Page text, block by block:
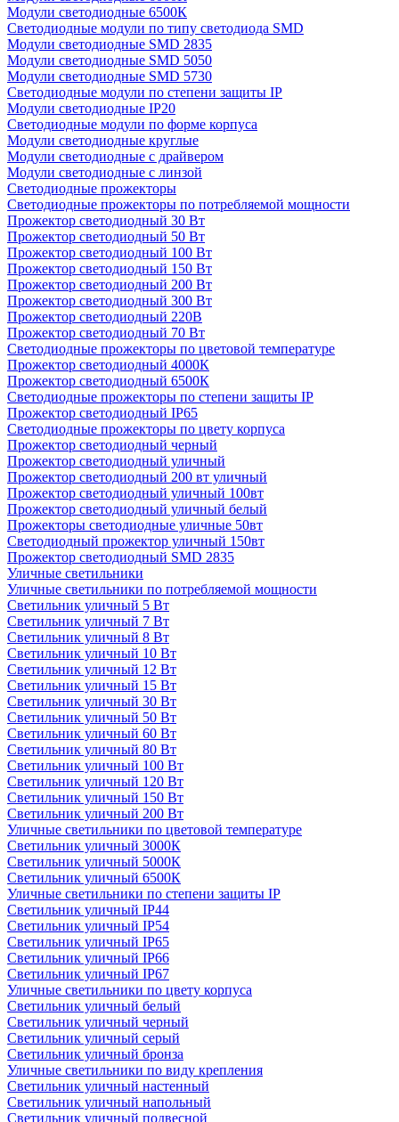
Модули светодиодные 6500К
Светодиодные модули по типу светодиода SMD
Модули светодиодные SMD 2835
Модули светодиодные SMD 5050
Модули светодиодные SMD 5730
Светодиодные модули по степени защиты IP
Модули светодиодные IP20
Светодиодные модули по форме корпуса
Модули светодиодные круглые
Модули светодиодные с драйвером
Модули светодиодные с линзой
Светодиодные прожекторы
Светодиодные прожекторы по потребляемой мощности
Прожектор светодиодный 30 Вт
Прожектор светодиодный 50 Вт
Прожектор светодиодный 100 Вт
Прожектор светодиодный 150 Вт
Прожектор светодиодный 200 Вт
Прожектор светодиодный 300 Вт
Прожектор светодиодный 220В
Прожектор светодиодный 70 Вт
Светодиодные прожекторы по цветовой температуре
Прожектор светодиодный 4000К
Прожектор светодиодный 6500К
Светодиодные прожекторы по степени защиты IP
Прожектор светодиодный IP65
Светодиодные прожекторы по цвету корпуса
Прожектор светодиодный черный
Прожектор светодиодный уличный
Прожектор светодиодный 200 вт уличный
Прожектор светодиодный уличный 100вт
Прожектор светодиодный уличный белый
Прожекторы светодиодные уличные 50вт
Светодиодный прожектор уличный 150вт
Прожектор светодиодный SMD 2835
Уличные светильники
Уличные светильники по потребляемой мощности
Светильник уличный 5 Вт
Светильник уличный 7 Вт
Светильник уличный 8 Вт
Светильник уличный 10 Вт
Светильник уличный 12 Вт
Светильник уличный 15 Вт
Светильник уличный 30 Вт
Светильник уличный 50 Вт
Светильник уличный 60 Вт
Светильник уличный 80 Вт
Светильник уличный 100 Вт
Светильник уличный 120 Вт
Светильник уличный 150 Вт
Светильник уличный 200 Вт
Уличные светильники по цветовой температуре
Cветильник уличный 3000К
Cветильник уличный 5000К
Cветильник уличный 6500К
Уличные светильники по степени защиты IP
Светильник уличный IP44
Светильник уличный IP54
Светильник уличный IP65
Светильник уличный IP66
Светильник уличный IP67
Уличные светильники по цвету корпуса
Светильник уличный белый
Светильник уличный черный
Светильник уличный серый
Светильник уличный бронза
Уличные светильники по виду крепления
Светильник уличный настенный
Светильник уличный напольный
Светильник уличный подвесной